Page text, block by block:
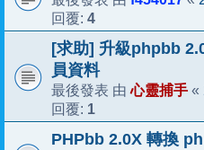
回覆: 4
[求助] 升級phpbb
員資料
最後發表 由心靈捕手 «
回覆: 1
PHPbb 2.0X 轉換